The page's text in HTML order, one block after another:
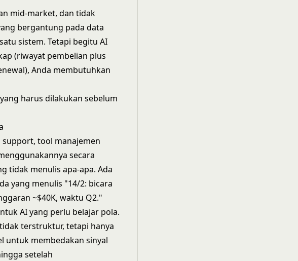
mid-market, dan tidak
bergantung pada data
sistem. Tetapi begitu AI
(riwayat pembelian plus
Anda membutuhkan
harus dilakukan sebelum
support, tool manajemen
secara
tidak menulis apa-apa. Ada
yang menulis "14/2: bicara
~$40K, waktu Q2."
AI yang perlu belajar pola.
terstruktur, tetapi hanya
untuk membedakan sinyal
setelah